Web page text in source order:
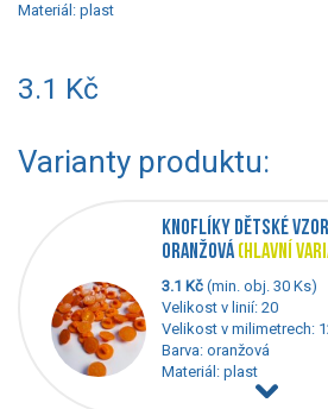
Materiál: plast
3.1 Kč
Varianty produktu:
KNOFLÍKY DĚTSKÉ
ORANŽOVÁ(HLAVNÍ
3.1 Kč (min. obj. 30 Ks)
Velikost v linií: 20
Velikost v milimetrech:
Barva: oranžová
Materiál: plast